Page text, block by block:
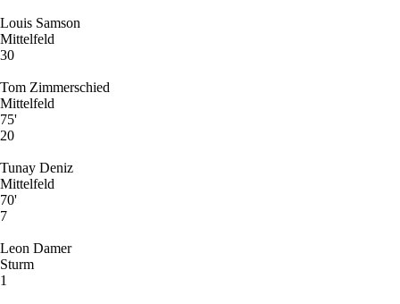
Louis Samson
Mittelfeld
30
Tom Zimmerschied
Mittelfeld
75'
20
Tunay Deniz
Mittelfeld
70'
7
Leon Damer
Sturm
1